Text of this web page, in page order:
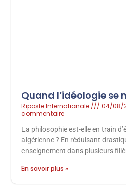
Quand l’idéologie se
Riposte Internationale 04/08/
commentaire
La philosophie est-elle en train
algérienne ? En réduisant
enseignement dans plusieurs
En savoir plus »